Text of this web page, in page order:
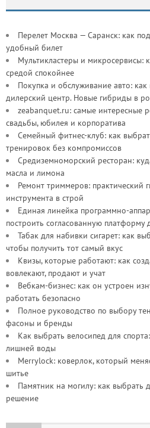
Перелет Москва — Саранск: как
удобный билет
Мультикластеры и микросервисы:
средой спокойнее
Покупка и обслуживание авто: как
дилерский центр. Новые гибриды в
zeabanquet.ru: самые интересные
свадьбы, юбилея и корпоратива
Семейный фитнес-клуб: как
тренировок без компромиссов
Средиземноморский ресторан:
масла и лимона
Ремонт триммеров: практический
инструмента в строй
Единая линейка программно-
построить согласованную
Табак для набивки сигарет: как
чтобы получить тот самый вкус
Квизы, которые работают: как
вовлекают, продают и учат
Вебкам-бизнес: как он устроен
работать безопасно
Полное руководство по выбору
фасоны и бренды
Как выбрать велосипед для
лишней воды
Merrylock: коверлок, который
шитье
Памятник на могилу: как выбрать
решение